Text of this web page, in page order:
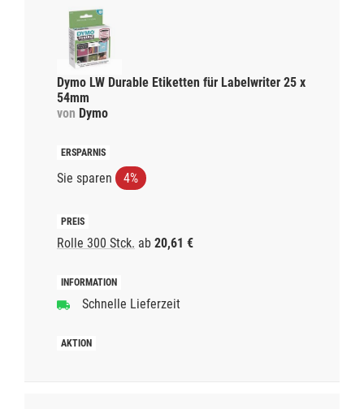
Dymo LW Durable Etiketten für Labelwriter 25 x
54mm
von Dymo
Sie sparen 4%
Rolle 300 Stck. ab 20,61 €
Schnelle Lieferzeit